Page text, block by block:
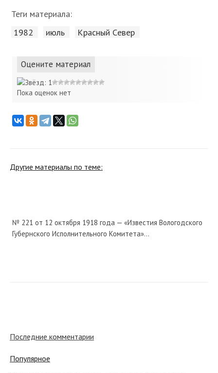
Теги материала:
1982 июль Красный Cевер
Оцените материал
Пока оценок нет
Другие материалы по теме:
№ 221 от 12 октября 1918 года — «Известия Вологодского
Губернского Исполнительного Комитета»...
№ 246 от октября 1963 года — «Красный Север»
Последние комментарии
Популярное